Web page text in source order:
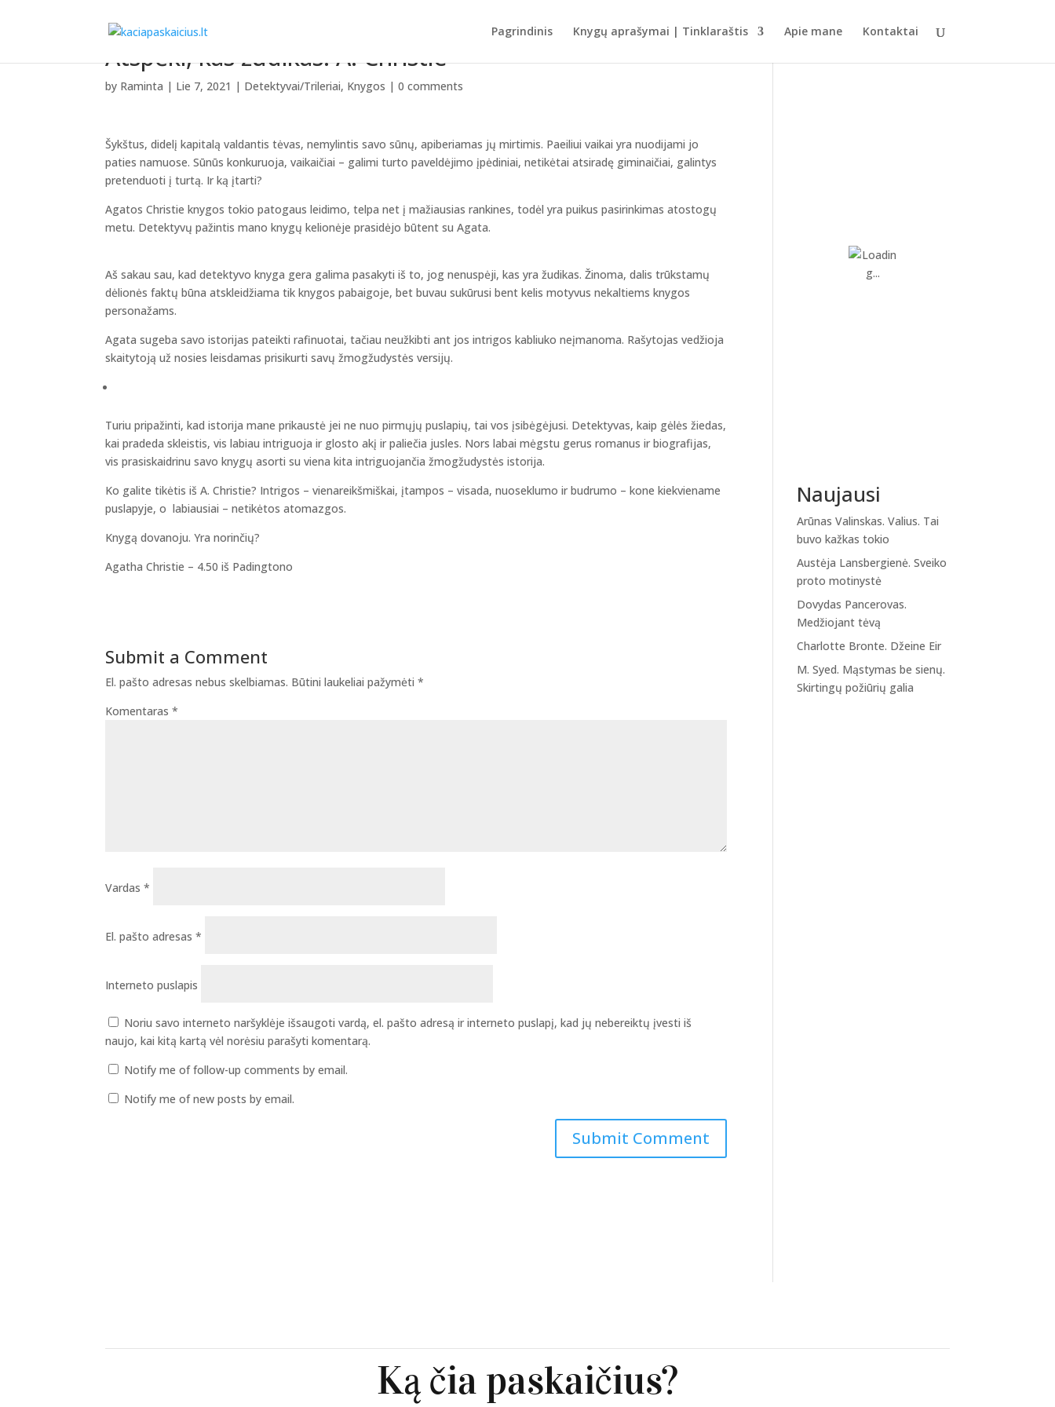
Pagrindinis Knygų aprašymai | Tinklaraštis Apie mane Kontaktai
Atspėki, kas žudikas! A. Christie
by Raminta | Lie 7, 2021 | Detektyvai/Trileriai, Knygos |0 comments
Šykštus, didelį kapitalą valdantis tėvas, nemylintis savo sūnų, apiberiamas jų mirtimis. Paeiliui vaikai yra nuodijami jo
paties namuose. Sūnūs konkuruoja, vaikaičiai – galimi turto paveldėjimo įpėdiniai, netikėtai atsiradę giminaičiai, galintys
pretenduoti į turtą. Ir ką įtarti?
Agatos Christie knygos tokio patogaus leidimo, telpa net į mažiausias rankines, todėl yra puikus pasirinkimas atostogų
metu. Detektyvų pažintis mano knygų kelionėje prasidėjo būtent su Agata.
Aš sakau sau, kad detektyvo knyga gera galima pasakyti iš to, jog nenuspėji, kas yra žudikas. Žinoma, dalis trūkstamų
dėlionės faktų būna atskleidžiama tik knygos pabaigoje, bet buvau sukūrusi bent kelis motyvus nekaltiems knygos
personažams.
Agata sugeba savo istorijas pateikti rafinuotai, tačiau neužkibti ant jos intrigos kabliuko neįmanoma. Rašytojas vedžioja
skaitytoją už nosies leisdamas prisikurti savų žmogžudystės versijų.
Turiu pripažinti, kad istorija mane prikaustė jei ne nuo pirmųjų puslapių, tai vos įsibėgėjusi. Detektyvas, kaip gėlės žiedas,
kai pradeda skleistis, vis labiau intriguoja ir glosto akį ir paliečia jusles. Nors labai mėgstu gerus romanus ir biografijas,
vis prasiskaidrinu savo knygų asorti su viena kita intriguojančia žmogžudystės istorija.
Ko galite tikėtis iš A. Christie? Intrigos – vienareikšmiškai, įtampos – visada, nuoseklumo ir budrumo – kone kiekviename
puslapyje, o labiausiai – netikėtos atomazgos.
Knygą dovanoju. Yra norinčių?
Agatha Christie – 4.50 iš Padingtono
Submit a Comment
El. pašto adresas nebus skelbiamas. Būtini laukeliai pažymėti*
Komentaras*
Vardas*
El. pašto adresas*
Interneto puslapis
Noriu savo interneto naršyklėje išsaugoti vardą, el. pašto adresą ir interneto puslapį, kad jų nebereiktų įvesti iš
naujo, kai kitą kartą vėl norėsiu parašyti komentarą.
Notify me of follow-up comments by email.
Notify me of new posts by email.
Naujausi
Arūnas Valinskas. Valius. Tai
buvo kažkas tokio
Austėja Lansbergienė. Sveiko
proto motinystė
Dovydas Pancerovas.
Medžiojant tėvą
Charlotte Bronte. Džeine Eir
M. Syed. Mąstymas be sienų.
Skirtingų požiūrių galia
Ką čia paskaičius?